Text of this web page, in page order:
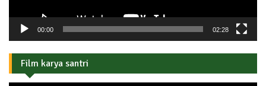
00:00 02:28
Film karya santri